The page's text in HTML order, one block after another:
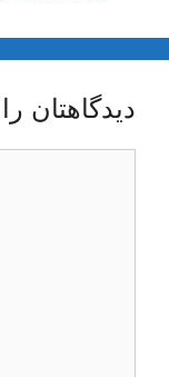
دیدگاهتان